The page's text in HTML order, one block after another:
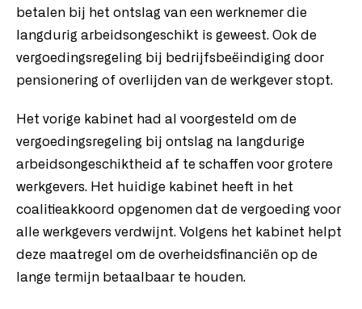
betalen bij het ontslag van een werknemer die
langdurig arbeidsongeschikt is geweest. Ook de
vergoedingsregeling bij bedrijfsbeëindiging door
pensionering of overlijden van de werkgever stopt.
Het vorige kabinet had al voorgesteld om de
vergoedingsregeling bij ontslag na langdurige
arbeidsongeschiktheid af te schaffen voor grotere
werkgevers. Het huidige kabinet heeft in het
coalitieakkoord opgenomen dat de vergoeding voor
alle werkgevers verdwijnt. Volgens het kabinet helpt
deze maatregel om de overheidsfinanciën op de
lange termijn betaalbaar te houden.